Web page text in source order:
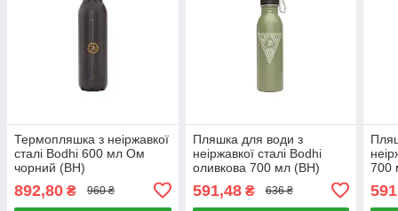
Термопляшка з неіржавкої
сталі Bodhi 600 мл Ом
чорний (BH)
892,80 ₴ 960 ₴
Пляшка для води з
неіржавкої сталі Bodhi
оливкова 700 мл (BH)
591,48₴ 636 ₴
700